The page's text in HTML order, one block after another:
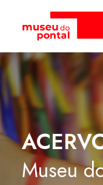
Museu